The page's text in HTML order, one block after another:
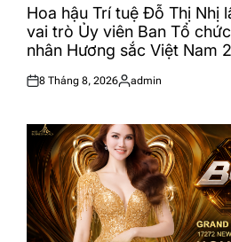
INHoa hậu Trí tuệ Đỗ Thị Nhị
vai trò Ủy viên Ban Tổ
nhân Hương sắc Việt Nam
Posted
8 Tháng 8, 2026
Posted
admin